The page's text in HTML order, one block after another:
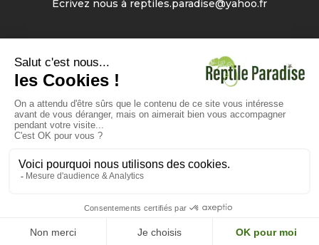
Écrivez nous à reptiles.paradise@yahoo.fr
Informations personnelles
Avoirs
Site réalisé par Yproximité - Copyright